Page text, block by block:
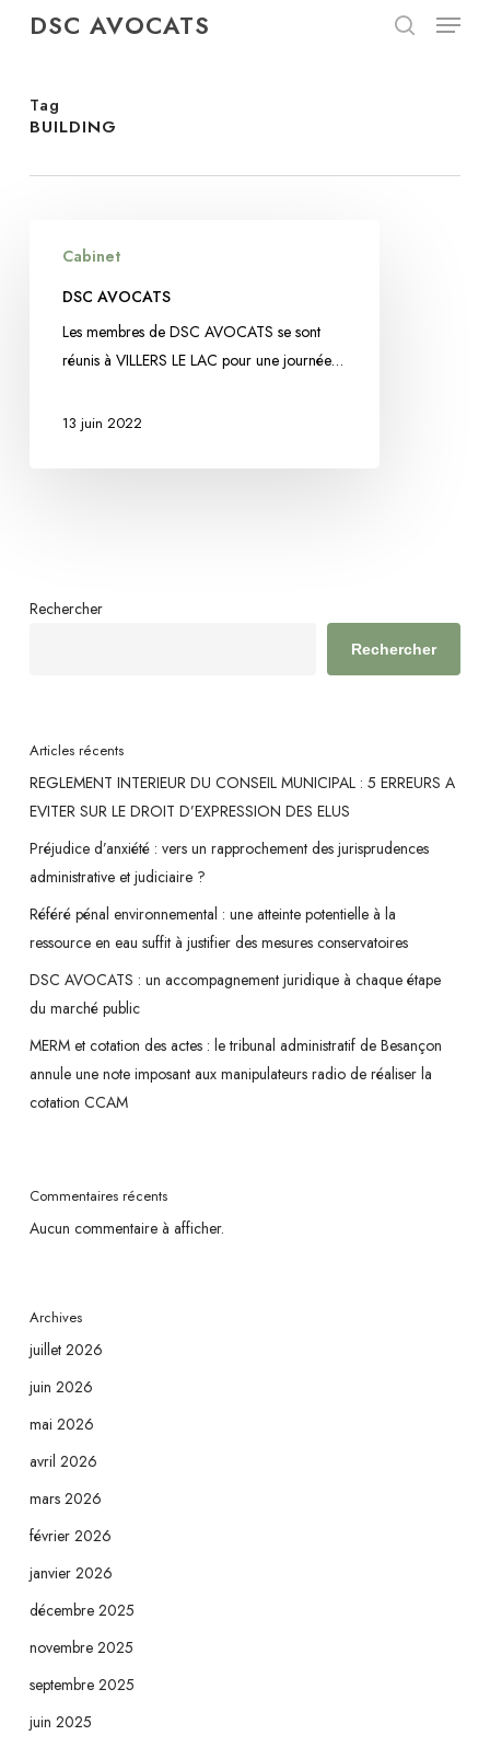
content
DSC AVOCATS Menu
Tag
BUILDING
AVOCATS
Cabinet
DSC AVOCATS
Les membres de DSC AVOCATS se sont
réunis à VILLERS LE LAC pour une journée…
13 juin 2022
Rechercher
Rechercher
Articles récents
REGLEMENT INTERIEUR DU CONSEIL MUNICIPAL : 5 ERREURS A
EVITER SUR LE DROIT D’EXPRESSION DES ELUS
Préjudice d’anxiété : vers un rapprochement des jurisprudences
administrative et judiciaire ?
Référé pénal environnemental : une atteinte potentielle à la
ressource en eau suffit à justifier des mesures conservatoires
DSC AVOCATS : un accompagnement juridique à chaque étape
du marché public
MERM et cotation des actes : le tribunal administratif de Besançon
annule une note imposant aux manipulateurs radio de réaliser la
cotation CCAM
Commentaires récents
Aucun commentaire à afficher.
Archives
juillet 2026
juin 2026
mai 2026
avril 2026
mars 2026
février 2026
janvier 2026
décembre 2025
novembre 2025
septembre 2025
juin 2025